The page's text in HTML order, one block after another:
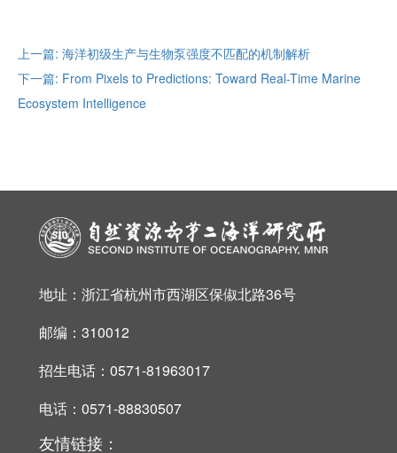
上一篇: 海洋初级生产与生物泵强度不匹配的机制解析
下一篇: From Pixels to Predictions: Toward Real-Time Marine
Ecosystem Intelligence
地址：浙江省杭州市西湖区保俶北路36号
邮编：310012
招生电话：0571-81963017
电话：0571-88830507
友情链接：